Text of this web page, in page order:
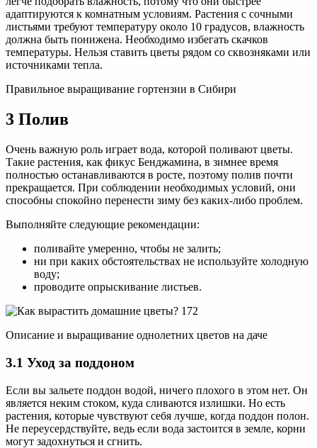
адаптируются к комнатным условиям. Растения с сочными
листьями требуют температуру около 10 градусов, влажность
должна быть понижена. Необходимо избегать скачков
температуры. Нельзя ставить цветы рядом со сквозняками или
источниками тепла.
Правильное выращивание гортензии в Сибири
3 Полив
Очень важную роль играет вода, которой поливают цветы.
Такие растения, как фикус Бенджамина, в зимнее время
полностью останавливаются в росте, поэтому полив почти
прекращается. При соблюдении необходимых условий, они
способны спокойно перенести зиму без каких-либо проблем.
Выполняйте следующие рекомендации:
поливайте умеренно, чтобы не залить;
ни при каких обстоятельствах не используйте холодную
воду;
проводите опрыскивание листьев.
Описание и выращивание однолетних цветов на даче
3.1 Уход за поддоном
Если вы зальете поддон водой, ничего плохого в этом нет. Он
является неким стоком, куда сливаются излишки. Но есть
растения, которые чувствуют себя лучше, когда поддон полон.
Не переусердствуйте, ведь если вода застоится в земле, корни
могут задохнуться и сгнить.